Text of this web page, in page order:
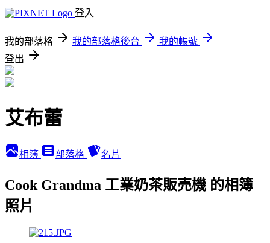
登入
我的部落格 我的部落格後台
我的帳號
登出
艾布蕾
相簿 部落格 名片
Cook Grandma 工業奶茶販売機 的相簿
照片